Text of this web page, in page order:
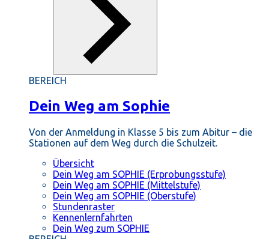
BEREICH
Dein Weg am Sophie
Von der Anmeldung in Klasse 5 bis zum Abitur – die
Stationen auf dem Weg durch die Schulzeit.
Übersicht
Dein Weg am SOPHIE (Erprobungsstufe)
Dein Weg am SOPHIE (Mittelstufe)
Dein Weg am SOPHIE (Oberstufe)
Stundenraster
Kennenlernfahrten
Dein Weg zum SOPHIE